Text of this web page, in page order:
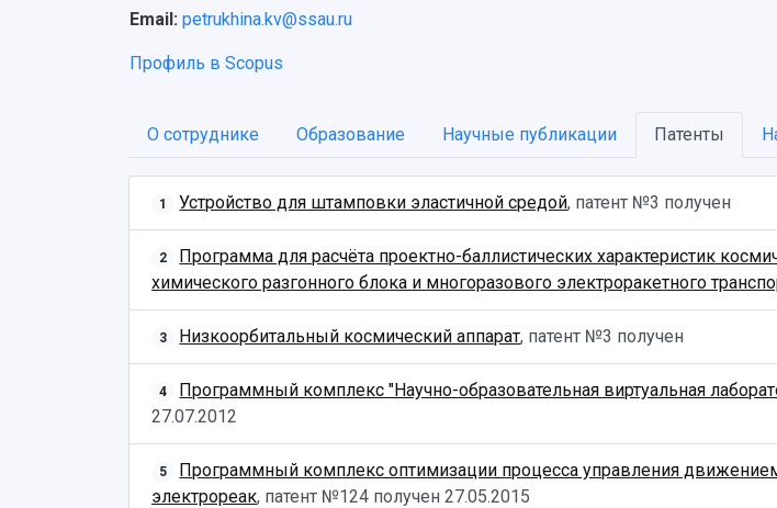
Email: petrukhina.kv@ssau.ru
Профиль в Scopus
О сотруднике Образование Научные публикации Патенты
1 Устройство для штамповки эластичной средой, патент №3 получен
2
Программа для расчёта проектно-баллистических характеристик
химического разгонного блока и многоразового электроракетного
3 Низкоорбитальный космический аппарат, патент №3 получен
4 Программный комплекс "Научно-образовательная виртуальная
27.07.2012
5
Программный комплекс оптимизации процесса управления
электрореак, патент №124 получен 27.05.2015